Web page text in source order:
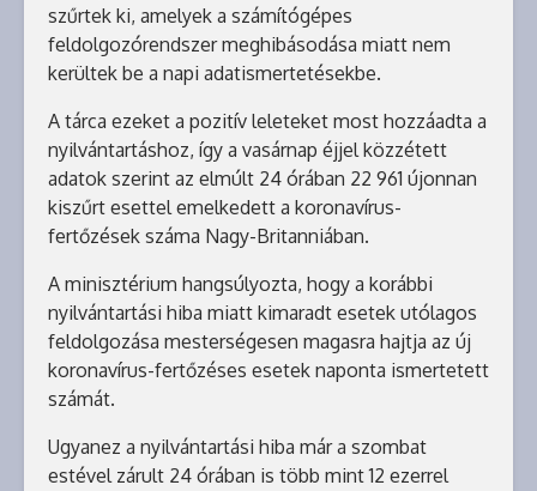
szűrtek ki, amelyek a számítógépes
feldolgozórendszer meghibásodása miatt nem
kerültek be a napi adatismertetésekbe.
A tárca ezeket a pozitív leleteket most hozzáadta a
nyilvántartáshoz, így a vasárnap éjjel közzétett
adatok szerint az elmúlt 24 órában 22 961 újonnan
kiszűrt esettel emelkedett a koronavírus-
fertőzések száma Nagy-Britanniában.
A minisztérium hangsúlyozta, hogy a korábbi
nyilvántartási hiba miatt kimaradt esetek utólagos
feldolgozása mesterségesen magasra hajtja az új
koronavírus-fertőzéses esetek naponta ismertetett
számát.
Ugyanez a nyilvántartási hiba már a szombat
estével zárult 24 órában is több mint 12 ezerrel